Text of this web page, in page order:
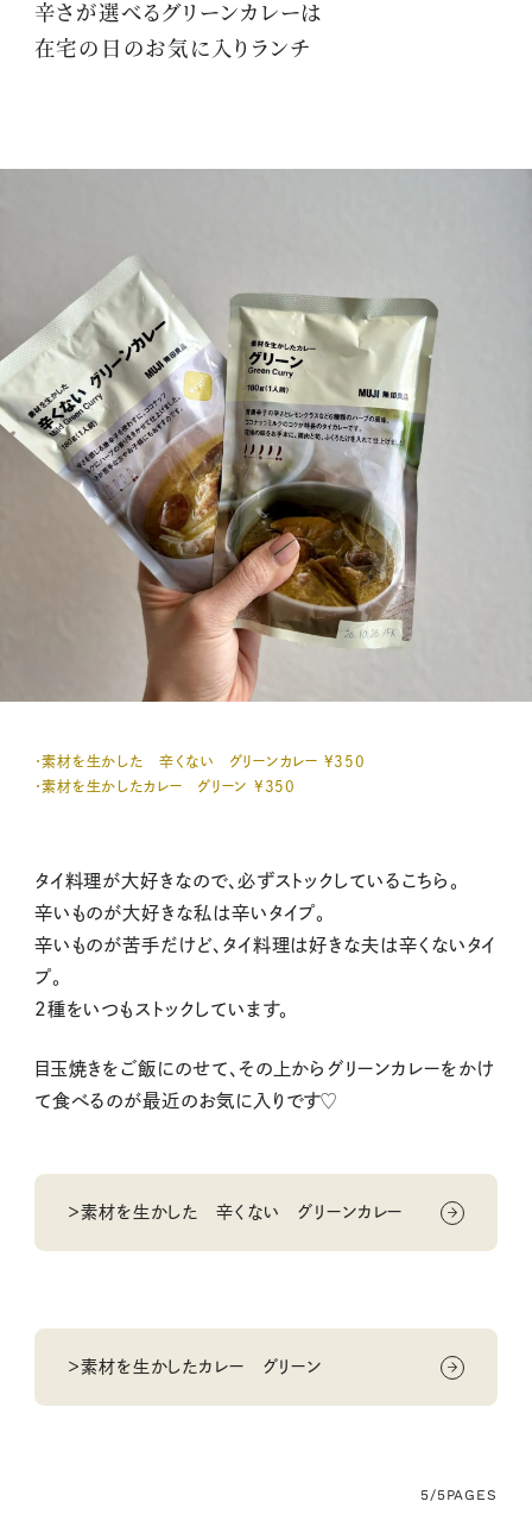
辛さが選べるグリーンカレーは
在宅の日のお気に入りランチ
・素材を生かした 辛くない グリーンカレー ¥350
・素材を生かしたカレー グリーン ¥350
タイ料理が大好きなので、必ずストックしているこちら。
辛いものが大好きな私は辛いタイプ。
辛いものが苦手だけど、タイ料理は好きな夫は辛くないタイ
プ。
2種をいつもストックしています。
目玉焼きをご飯にのせて、その上からグリーンカレーをかけ
て食べるのが最近のお気に入りです♡
＞素材を生かした 辛くない グリーンカレー
＞素材を生かしたカレー グリーン
5/5PAGES